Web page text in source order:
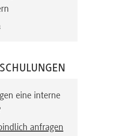
eine interne
anfragen